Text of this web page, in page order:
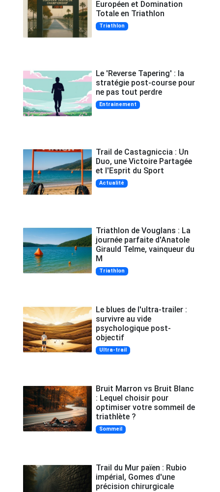
Européen et Domination
Totale en Triathlon
Triathlon
Le 'Reverse Tapering' : la
stratégie post-course pour
ne pas tout perdre
Entrainement
Trail de Castagniccia : Un
Duo, une Victoire Partagée
et l'Esprit du Sport
Actualité
Triathlon de Vouglans : La
journée parfaite d'Anatole
Girauld Telme, vainqueur du
M
Triathlon
Le blues de l'ultra-trailer :
survivre au vide
psychologique post-
objectif
Ultra-trail
Bruit Marron vs Bruit Blanc
: Lequel choisir pour
optimiser votre sommeil de
triathlète ?
Sommeil
Trail du Mur païen : Rubio
impérial, Gomes d'une
précision chirurgicale